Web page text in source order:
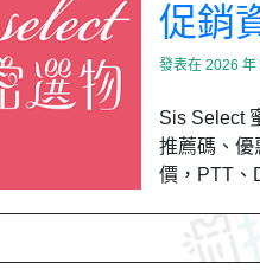
促銷
發表在 2026 年
Sis Select
推薦碼、優
價，PTT、